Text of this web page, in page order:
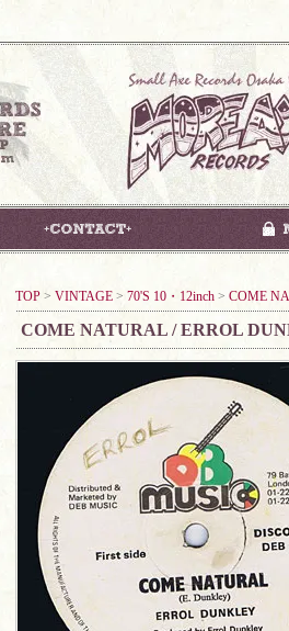
TOP > VINTAGE > 70'S 10・12inch > COME
COME NATURAL / ERROL